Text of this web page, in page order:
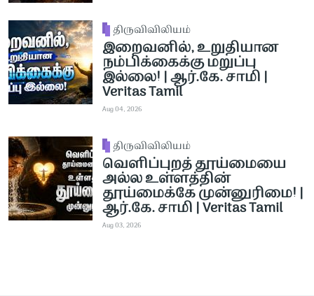
திருவிவிலியம்
இறைவனில், உறுதியான
நம்பிக்கைக்கு மறுப்பு
இல்லை! | ஆர்.கே. சாமி |
Veritas Tamil
Aug 04, 2026
திருவிவிலியம்
வெளிப்புறத் தூய்மையை
அல்ல உள்ளத்தின்
தூய்மைக்கே முன்னுரிமை! |
ஆர்.கே. சாமி | Veritas Tamil
Aug 03, 2026